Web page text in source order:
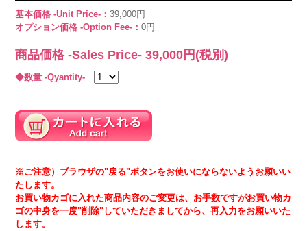
基本価格 -Unit Price-：39,000円
オプション価格 -Option Fee-：0円
商品価格 -Sales Price-39,000 円(税別)
◆数量 -Qyantity-
※ご注意）ブラウザの"戻る"ボタンをお使いにならないようお願いい
たします。
お買い物カゴに入れた商品内容のご変更は、お手数ですがお買い物カ
ゴの中身を一度"削除"していただきましてから、再入力をお願いいた
します。